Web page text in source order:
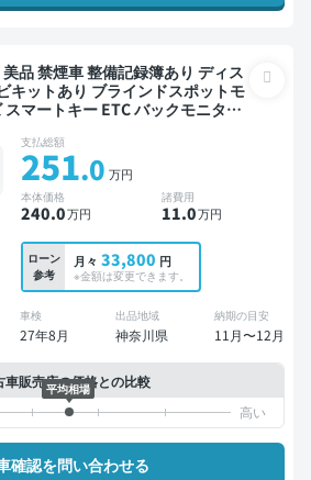
キットあり ブラインドスポットモ
マートキー ETC バックモニター
支払総額
251.0 万円
本体価格
240.0万円
諸費用
11.0万円
ローン
参考
月々 33,800 円
※金額は変更できます。
車検
27年8月
出品地域
神奈川県
納期の目安
11月〜12月
車販売店の価格との比較
平均相場
確認を問い合わせる